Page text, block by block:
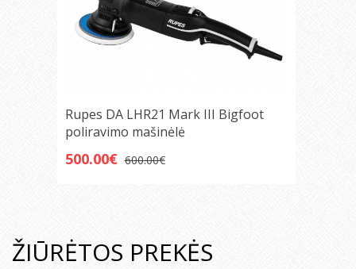
Rupes DA LHR21 Mark III Bigfoot
poliravimo mašinėlė
500.00€ 600.00€
ŽIŪRĖTOS PREKĖS